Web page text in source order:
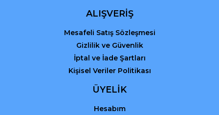
ALIŞVERİŞ
Mesafeli Satış Sözleşmesi
Gizlilik ve Güvenlik
İptal ve İade Şartları
Kişisel Veriler Politikası
ÜYELİK
Hesabım